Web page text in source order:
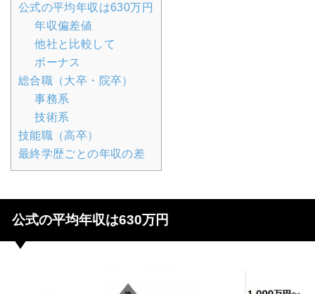
公式の平均年収は630万円
年収偏差値
他社と比較して
ボーナス
総合職（大卒・院卒）
事務系
技術系
技能職（高卒）
最終学歴ごとの年収の差
公式の平均年収は630万円